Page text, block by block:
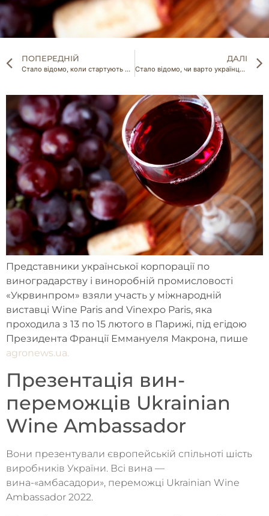
ПОПЕРЕДНІЙ
Стало відомо, коли стартують переговори щодо продовження зернової уоди
ДАЛІ
Стало відомо, чи варто українцям боятися землетрусів
Представники української корпорації по
виноградарству і виноробній промисловості
«Укрвинпром» взяли участь у міжнародній
виставці Wine Paris and Vinexpo Paris, яка
проходила з 13 по 15 лютого в Парижі, під егідою
Президента Франції Еммануеля Макрона, пише
agronews.ua.
Презентація вин-
переможців Ukrainian
Wine Ambassador
Вони презентували європейській спільноті шість
виробників України. Всі вина —
вина-«амбасадори», переможці Ukrainian Wine
Ambassador 2022.